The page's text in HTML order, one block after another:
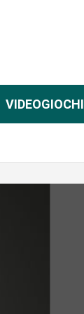
VIDEOGIOCHI